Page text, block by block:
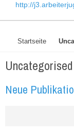
http://
Startseite
Uncategorised
Neue